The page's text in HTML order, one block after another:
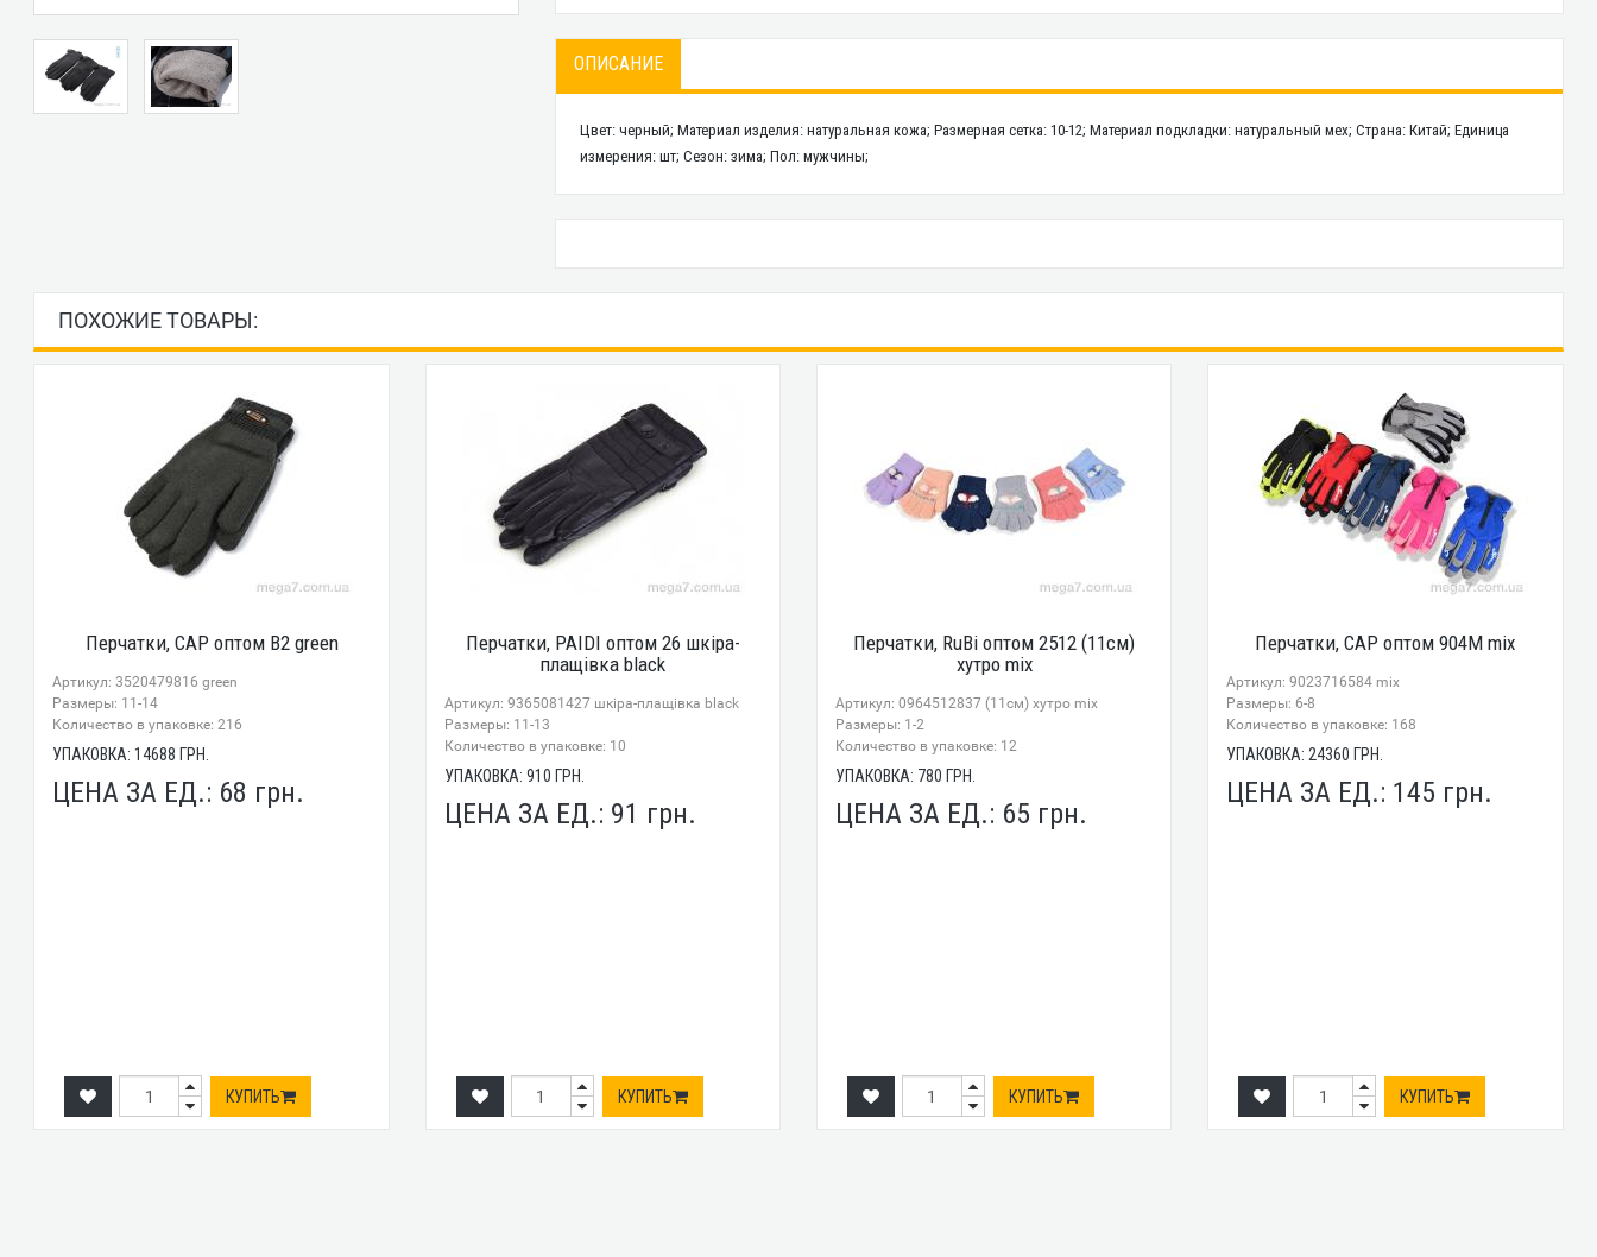
ОПИСАНИЕ
Цвет: черный; Материал изделия: натуральная кожа; Размерная сетка: 10-12; Материал подкладки: натуральный мех; Страна: Китай; Единица
измерения: шт; Сезон: зима; Пол: мужчины;
ПОХОЖИЕ ТОВАРЫ:
Перчатки, CAP оптом B2 green
Артикул: 3520479816 green
Размеры: 11-14
Количество в упаковке: 216
УПАКОВКА:14688 ГРН.
ЦЕНА ЗА ЕД.: 68 грн.
КУПИТЬ
Перчатки, PAIDI оптом 26 шкіра-
плащівка black
Артикул: 9365081427 шкіра-плащівка black
Размеры: 11-13
Количество в упаковке: 10
УПАКОВКА: 910 ГРН.
ЦЕНА ЗА ЕД.: 91 грн.
КУПИТЬ
Перчатки, RuBi оптом 2512 (11см)
хутро mix
Артикул: 0964512837 (11см) хутро mix
Размеры: 1-2
Количество в упаковке: 12
УПАКОВКА: 780 ГРН.
ЦЕНА ЗА ЕД.: 65 грн.
КУПИТЬ
Перчатки, CAP оптом 904M mix
Артикул: 9023716584 mix
Размеры: 6-8
Количество в упаковке: 168
УПАКОВКА: 24360 ГРН.
ЦЕНА ЗА ЕД.: 145 грн.
КУПИТЬ